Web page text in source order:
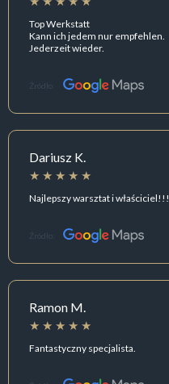
Top Werkstatt
Kann ich jedem nur empfehlen.
Jederzeit wieder.
Źródło:
Dariusz K.
Najlepszy warsztat i właściciel!!!
Źródło:
Ramon M.
Fantastyczny specjalista.